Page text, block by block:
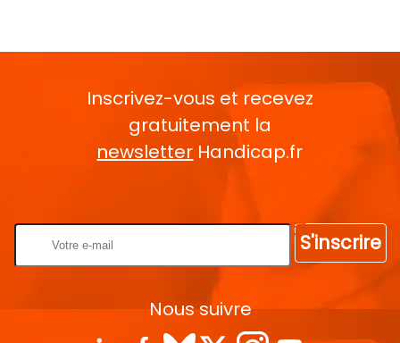
Inscrivez-vous et recevez
gratuitement la
newsletter Handicap.fr
S'inscrire
Nous suivre